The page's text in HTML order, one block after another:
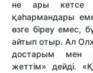
не ары кетсе
қаһармандары
өзге біреу емес,
айтып отыр. Ал
достарым мен
жеттім» дейді.